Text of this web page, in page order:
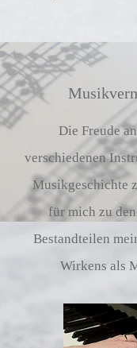
Die Freude
verschiedenen
Musikgeschichte
für mich zu
Bestandteilen
Wirkens als